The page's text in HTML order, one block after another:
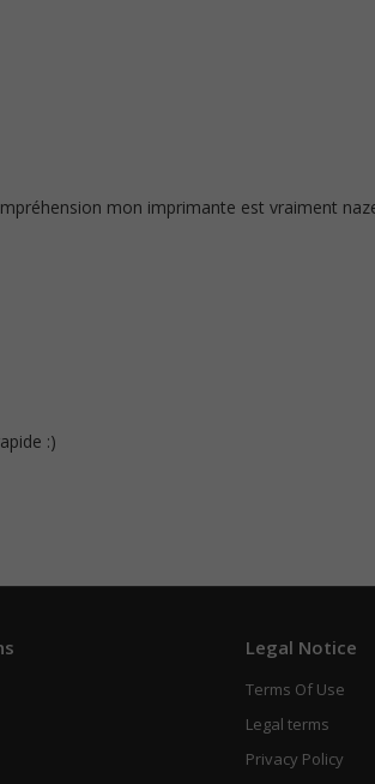
mon imprimante est vraiment
:)
Legal Notice
Terms Of Use
Legal terms
Privacy Policy